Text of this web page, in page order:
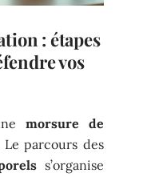
: étapes
vos
morsure de
Le parcours des
s’organise